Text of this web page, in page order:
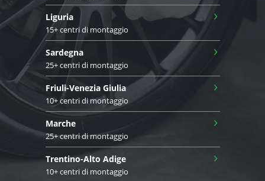
Liguria
15+ centri di montaggio
›
Sardegna
25+ centri di montaggio
›
Friuli-Venezia Giulia
10+ centri di montaggio
›
Marche
25+ centri di montaggio
›
Trentino-Alto Adige
10+ centri di montaggio
›